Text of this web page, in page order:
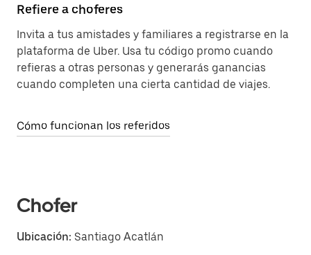
Refiere a choferes
Invita a tus amistades y familiares a registrarse en la
plataforma de Uber. Usa tu código promo cuando
refieras a otras personas y generarás ganancias
cuando completen una cierta cantidad de viajes.
Cómo funcionan los referidos
Chofer
Ubicación: Santiago Acatlán